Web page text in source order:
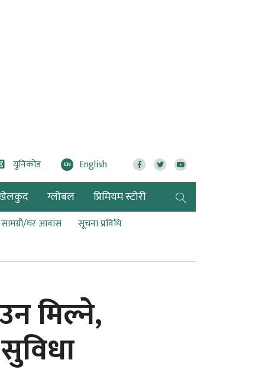
युनिकोड EN English
ग्लोबल प्रिमियम स्टोरी
सामग्री/घर आवास
सूचना प्रविधि
मिल्ने,